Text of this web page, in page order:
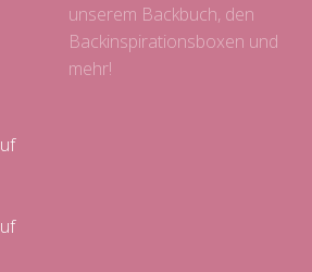
unserem Backbuch, den
Backinspirationsboxen und
mehr!